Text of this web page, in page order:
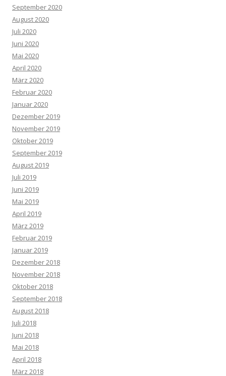
September 2020
August 2020
Juli 2020
Juni 2020
Mai 2020
April 2020
März 2020
Februar 2020
Januar 2020
Dezember 2019
November 2019
Oktober 2019
September 2019
August 2019
Juli 2019
Juni 2019
Mai 2019
April 2019
März 2019
Februar 2019
Januar 2019
Dezember 2018
November 2018
Oktober 2018
September 2018
August 2018
Juli 2018
Juni 2018
Mai 2018
April 2018
März 2018